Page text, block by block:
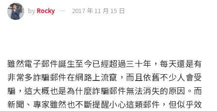
byRocky 2017 年 11 月 15 日
雖然電子郵件誕生至今已經超過三十年，每天還是有
非常多詐騙郵件在網路上流竄，而且依舊不少人會受
騙，這大概也是為什麼詐騙郵件無法消失的原因。而
新聞、專家雖然也不斷提醒小心這類郵件，但似乎效